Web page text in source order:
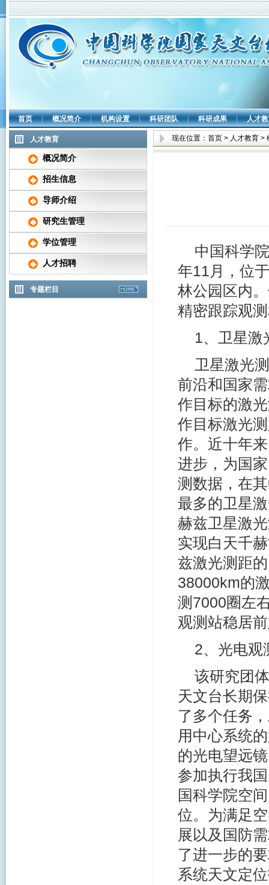
首页 | 概况简介 | 机构设置 | 科研团队 | 科研成果 | 人才
人才教育
概况简介
招生信息
导师介绍
研究生管理
学位管理
人才招聘
专题栏目
现在位置： 首页 > 人才教育 >
中国科学
年11月，位
林公园区内
精密跟踪观
1、卫星激
卫星激光
前沿和国家
作目标的激
作目标激光
作。近十年
进步，为国
测数据，在
最多的卫星
赫兹卫星激
实现白天千
兹激光测距
38000km的
测7000圈左
观测站稳居
2、光电观
该研究团
天文台长期
了多个任务
用中心系统
的光电望远
参加执行我
国科学院空
位。为满足
展以及国防
了进一步的
系统天文定